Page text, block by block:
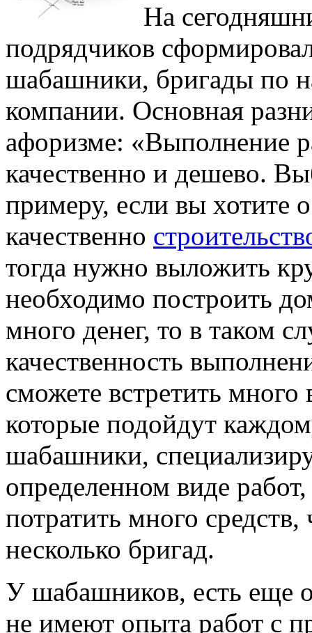
На
подрядчиков
шабашники, бригады по
компании. Основная
афоризме: «Выполнение
качественно и дешево.
примеру, если вы хотите
качественно
тогда нужно выложить
необходимо построить
много денег, то в таком
качественность
сможете встретить
которые подойдут
шабашники,
определенном виде
потратить много
несколько бригад.
У шабашников, есть еще
не имеют опыта работ с